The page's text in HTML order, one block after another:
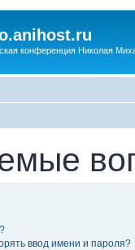
конференция Николая
ввод имени и пароля?